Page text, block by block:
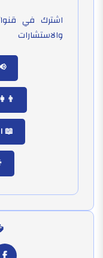
اشترك في
والاستشارات
📖